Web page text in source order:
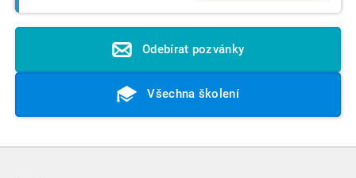
Odebírat pozvánky
Všechna školení